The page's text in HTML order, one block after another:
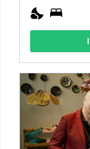
nights_stay bed